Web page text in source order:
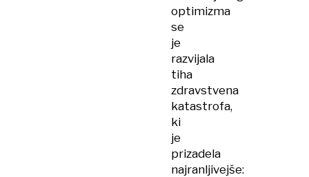
optimizma
se
je
razvijala
tiha
zdravstvena
katastrofa,
ki
je
prizadela
najranljivejše: